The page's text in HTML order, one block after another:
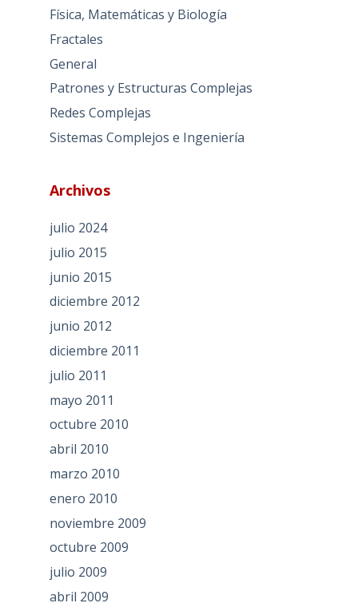
Física, Matemáticas y Biología
Fractales
General
Patrones y Estructuras Complejas
Redes Complejas
Sistemas Complejos e Ingeniería
Archivos
julio 2024
julio 2015
junio 2015
diciembre 2012
junio 2012
diciembre 2011
julio 2011
mayo 2011
octubre 2010
abril 2010
marzo 2010
enero 2010
noviembre 2009
octubre 2009
julio 2009
abril 2009